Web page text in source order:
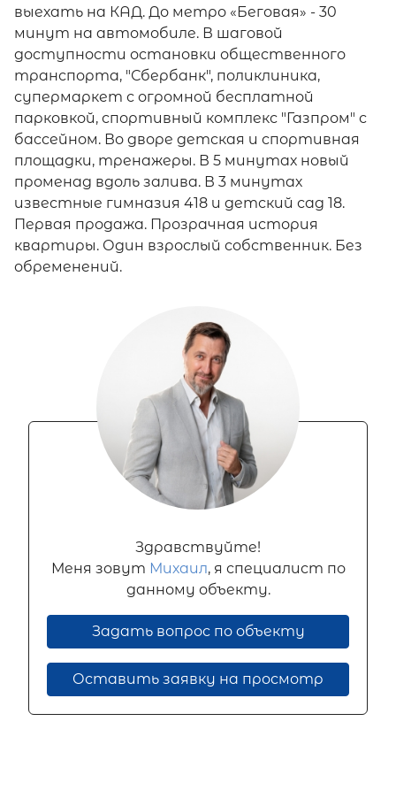
выехать на КАД. До метро «Беговая» - 30
минут на автомобиле. В шаговой
доступности остановки общественного
транспорта, "Сбербанк", поликлиника,
супермаркет с огромной бесплатной
парковкой, спортивный комплекс "Газпром" с
бассейном. Во дворе детская и спортивная
площадки, тренажеры. В 5 минутах новый
променад вдоль залива. В 3 минутах
известные гимназия 418 и детский сад 18.
Первая продажа. Прозрачная история
квартиры. Один взрослый собственник. Без
обременений.
Здравствуйте!
Меня зовут Михаил, я специалист по
данному объекту.
Задать вопрос по объекту
Оставить заявку на просмотр